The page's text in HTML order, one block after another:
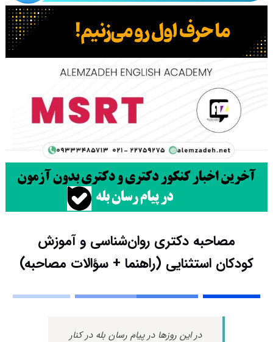
مصاحبه دکتری روان‌شناسی و آموزش
کودکان استثنایی (راهنما + سؤالات مصاحبه)
در این روزها در پیام رسان بله در کنار